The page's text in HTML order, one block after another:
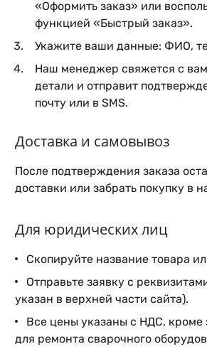
«Оформить заказ» или
функцией «Быстрый заказ».
Укажите ваши данные: ФИО,
Наш менеджер свяжется с
детали и отправит
почту или в SMS.
Доставка и самовывоз
После подтверждения заказа
доставки или забрать покупку в
Для юридических лиц
Скопируйте название товара
Отправьте заявку с
указан в верхней части сайта).
Все цены указаны с НДС, кроме
для ремонта сварочного